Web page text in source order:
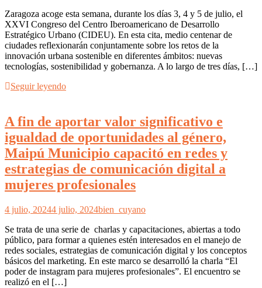
Zaragoza acoge esta semana, durante los días 3, 4 y 5 de julio, el
XXVI Congreso del Centro Iberoamericano de Desarrollo
Estratégico Urbano (CIDEU). En esta cita, medio centenar de
ciudades reflexionarán conjuntamente sobre los retos de la
innovación urbana sostenible en diferentes ámbitos: nuevas
tecnologías, sostenibilidad y gobernanza. A lo largo de tres días, […]
Seguir leyendo
A fin de aportar valor significativo e
igualdad de oportunidades al género,
Maipú Municipio capacitó en redes y
estrategias de comunicación digital a
mujeres profesionales
4 julio, 20244 julio, 2024bien_cuyano
Se trata de una serie de charlas y capacitaciones, abiertas a todo
público, para formar a quienes estén interesados en el manejo de
redes sociales, estrategias de comunicación digital y los conceptos
básicos del marketing. En este marco se desarrolló la charla “El
poder de instagram para mujeres profesionales”. El encuentro se
realizó en el […]